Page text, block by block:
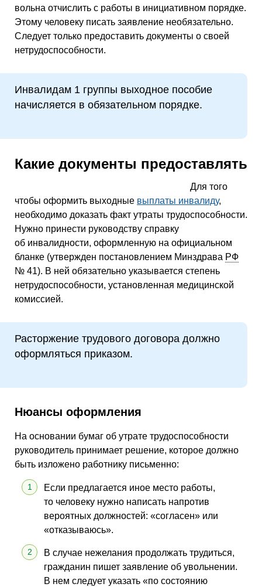
вольна отчислить с работы в инициативном порядке.
Этому человеку писать заявление необязательно.
Следует только предоставить документы о своей
нетрудоспособности.
Инвалидам 1 группы выходное пособие
начисляется в обязательном порядке.
Какие документы предоставлять
Для того
чтобы оформить выходные выплаты инвалиду,
необходимо доказать факт утраты трудоспособности.
Нужно принести руководству справку
об инвалидности, оформленную на официальном
бланке (утвержден постановлением Минздрава РФ
№ 41). В ней обязательно указывается степень
нетрудоспособности, установленная медицинской
комиссией.
Расторжение трудового договора должно
оформляться приказом.
Нюансы оформления
На основании бумаг об утрате трудоспособности
руководитель принимает решение, которое должно
быть изложено работнику письменно:
Если предлагается иное место работы,
то человеку нужно написать напротив
вероятных должностей: «согласен» или
«отказываюсь».
В случае нежелания продолжать трудиться,
гражданин пишет заявление об увольнении.
В нем следует указать «по состоянию